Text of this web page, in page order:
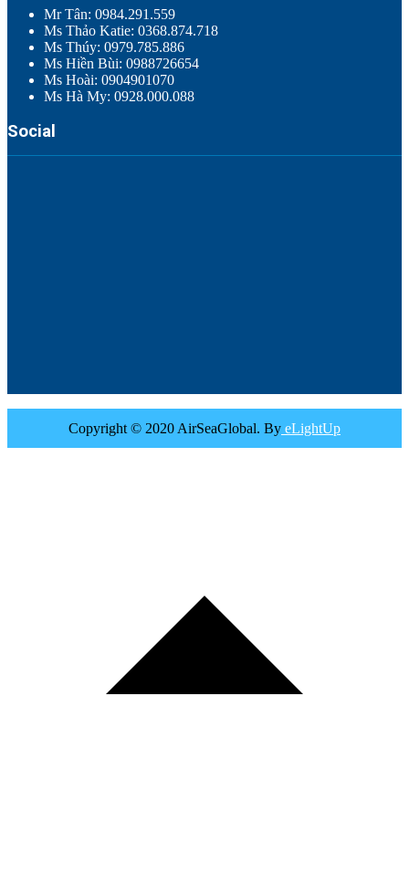
Mr Tân: 0984.291.559
Ms Thảo Katie: 0368.874.718
Ms Thúy: 0979.785.886
Ms Hiền Bùi: 0988726654
Ms Hoài: 0904901070
Ms Hà My: 0928.000.088
Social
Copyright © 2020 AirSeaGlobal. By eLightUp